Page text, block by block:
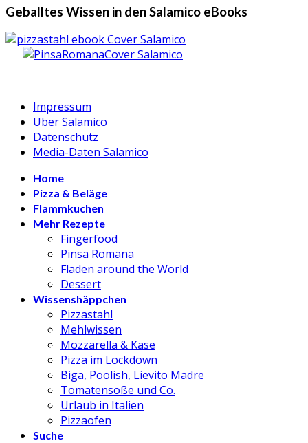
Geballtes Wissen in den Salamico eBooks
Impressum
Über Salamico
Datenschutz
Media-Daten Salamico
Home
Pizza & Beläge
Flammkuchen
Mehr Rezepte
Fingerfood
Pinsa Romana
Fladen around the World
Dessert
Wissenshäppchen
Pizzastahl
Mehlwissen
Mozzarella & Käse
Pizza im Lockdown
Biga, Poolish, Lievito Madre
Tomatensoße und Co.
Urlaub in Italien
Pizzaofen
Suche